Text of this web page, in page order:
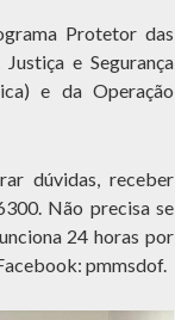
Protetor das
e Segurança
e da Operação
dúvidas, receber
Não precisa se
24 horas por
pmmsdof.